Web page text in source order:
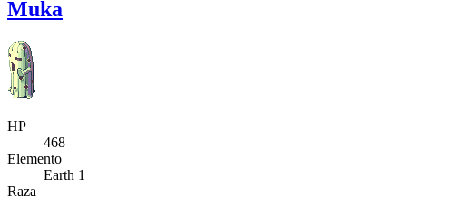
Muka
HP
468
Elemento
Earth 1
Raza